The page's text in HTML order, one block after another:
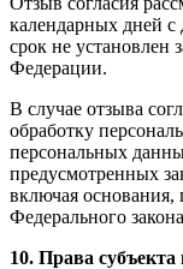
календарных дней
срок не установлен
Федерации.
В случае отзыва
обработку
персональных
предусмотренных
включая основания,
Федерального
10. Права